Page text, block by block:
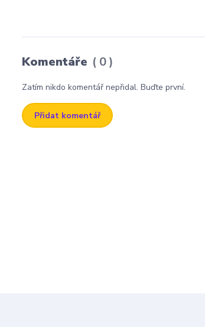
Komentáře 0
Zatím nikdo komentář nepřidal. Buďte první.
Přidat komentář